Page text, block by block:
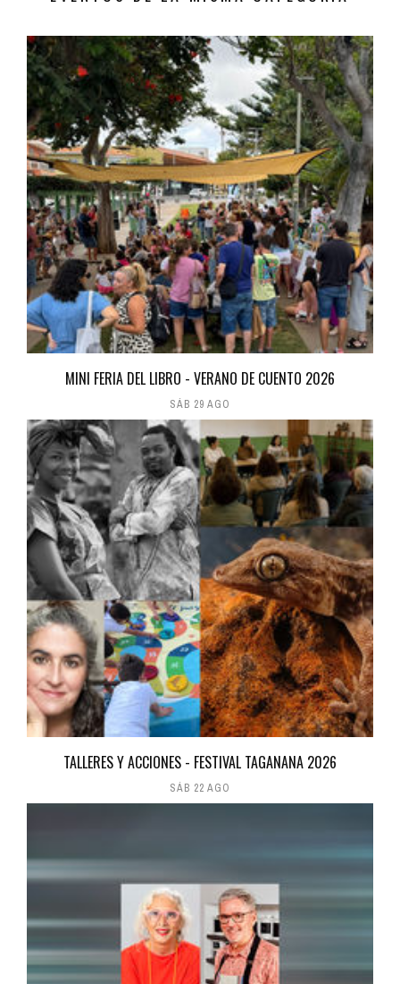
MINI FERIA DEL LIBRO - VERANO DE CUENTO 2026
SÁB 29 AGO
TALLERES Y ACCIONES - FESTIVAL TAGANANA 2026
SÁB 22 AGO